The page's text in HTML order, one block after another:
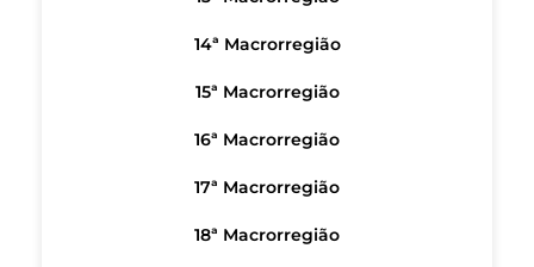
14ª Macrorregião
15ª Macrorregião
16ª Macrorregião
17ª Macrorregião
18ª Macrorregião